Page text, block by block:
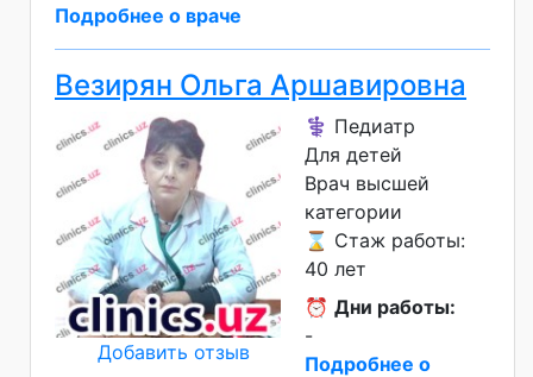
Подробнее о враче
Везирян Ольга Аршавировна
Добавить отзыв
⚕️ Педиатр
Для детей
Врач высшей
категории
⌛ Стаж работы:
40 лет
⏰ Дни работы:
-
Подробнее о